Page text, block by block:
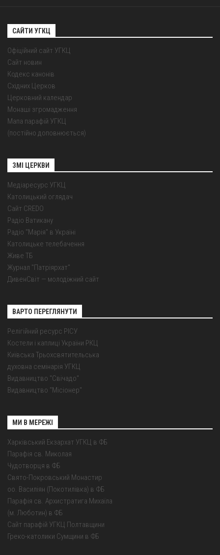
САЙТИ УГКЦ
Офіційний сайт УГКЦ
Сайт новин
Кодекс канонів
Східних Церков
Церковний календар
Монаші згромадження
Мапа парафій УГКЦ
(постійно доповнюється)
ЗМІ ЦЕРКВИ
Медіаресурс УГКЦ
Католицький оглядач
Сайт CREDO
Радіо Ватикану
Радіо "Марія" в Україні
Католицьке телебачення
Живе ТБ
Журнал "Патріярхат"
ДивенСвіт — молодіжний сайт
ВАРТО ПЕРЕГЛЯНУТИ
Релігійний ресурс РІСУ
Костели і каплиці України РКЦ
Київська Трьохсвятительська
духовна семінарія УГКЦ
Видавництво "Свічадо"
Видавництво "Місіонер"
МИ В МЕРЕЖІ
Харківський Екзархат УГКЦ в ФБ
Парафія св. Миколая
Чудотворця в ФБ
Свято-Покровський Монастир
оо. Василіян (Покотилівка) в ФБ
Парафія св. Архистратига Михаїла
(м. Люботин) в ФБ
Сайт парафій УГКЦ Полтавщини
Греко-католики Сумщини в ФБ